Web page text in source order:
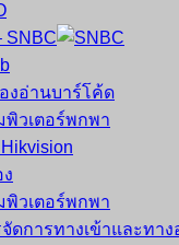
SNBC
งอ่านบาร์โค้ด
พิวเตอร์พกพา
พิวเตอร์พกพา
ดการทางเข้าและทาง